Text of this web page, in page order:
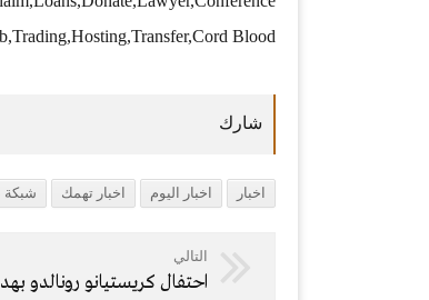
Blood
اخبار اخبار اليوم اخبار تهمك
التالي
احتفال كريستيانو رونالدو